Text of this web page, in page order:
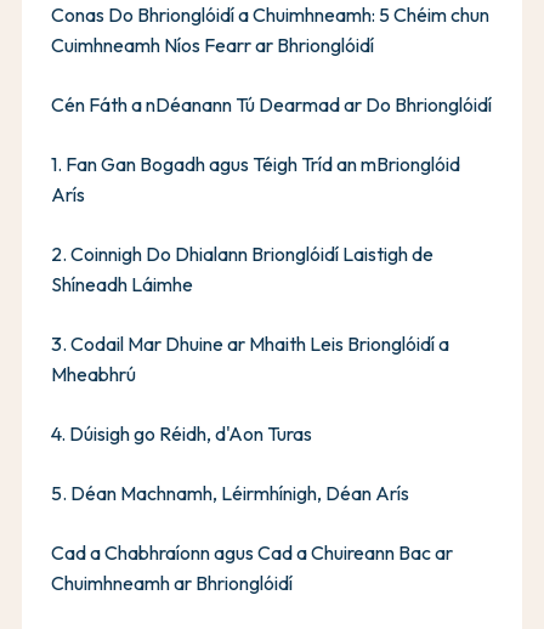
Conas Do Bhrionglóidí a Chuimhneamh: 5 Chéim chun
Cuimhneamh Níos Fearr ar Bhrionglóidí
Cén Fáth a nDéanann Tú Dearmad ar Do Bhrionglóidí
1. Fan Gan Bogadh agus Téigh Tríd an mBrionglóid
Arís
2. Coinnigh Do Dhialann Brionglóidí Laistigh de
Shíneadh Láimhe
3. Codail Mar Dhuine ar Mhaith Leis Brionglóidí a
Mheabhrú
4. Dúisigh go Réidh, d'Aon Turas
5. Déan Machnamh, Léirmhínigh, Déan Arís
Cad a Chabhraíonn agus Cad a Chuireann Bac ar
Chuimhneamh ar Bhrionglóidí